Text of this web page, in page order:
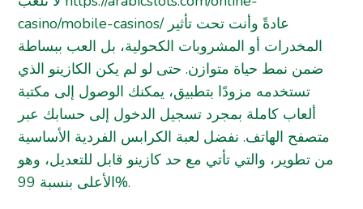
casino/mobile-casinos/عادةً وأنت تحت تأثير
المخدرات أو المشروبات الكحولية، بل العب ببساطة
ضمن نمط حياة متوازن. حتى لو لم يكن الكازينو الذي
تستخدمه مزودًا بتطبيق، يمكنك الوصول إلى مكتبة
ألعاب كاملة بمجرد تسجيل الدخول إلى حسابك عبر
متصفح الهاتف. نفضل لعبة الكرابس الفردية الأساسية
من تطوير، والتي تأتي مع حد كازينو قابل للتعديل، وهو
الأعلى بنسبة 99%.